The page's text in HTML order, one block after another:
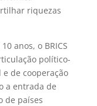
riquezas
anos, o BRICS
político-
de cooperação
a entrada de
de países